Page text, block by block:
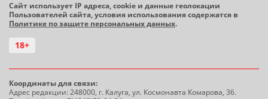
Сайт использует IP адреса, cookie и данные геолокации
Пользователей сайта, условия использования содержатся в
Политике по защите персональных данных.
18+
Координаты для связи:
Адрес редакции: 248000, г. Калуга, ул. Космонавта Комарова, 36.